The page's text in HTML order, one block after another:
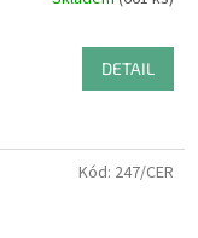
DETAIL
Kód: 247/CER